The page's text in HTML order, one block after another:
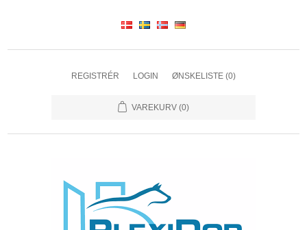
REGISTRÉR LOGIN ØNSKELISTE (0)
VAREKURV (0)